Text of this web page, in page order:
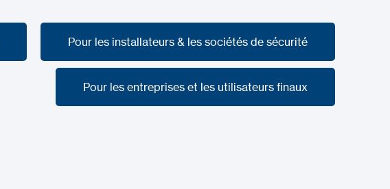
Pour les installateurs & les sociétés de sécurité
Pour les installateurs & les sociétés de sécurité
Pour les entreprises et les utilisateurs finaux